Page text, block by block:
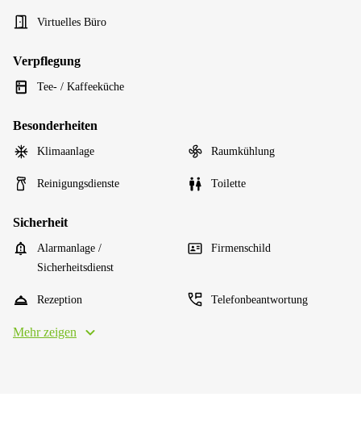
Virtuelles Büro
Verpflegung
Tee- / Kaffeeküche
Besonderheiten
Klimaanlage Raumkühlung
Reinigungsdienste Toilette
Sicherheit
Alarmanlage /
Sicherheitsdienst
Firmenschild
Rezeption Telefonbeantwortung
Mehr zeigen